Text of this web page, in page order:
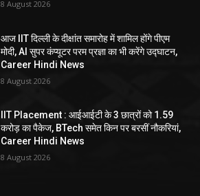
8 August 2026
आज IIT दिल्ली के दीक्षांत समारोह में शामिल होंगे पीएम
मोदी, AI सुपर कंप्यूटर परम प्रज्ञा का भी करेंगे उद्घाटन,
Career Hindi News
8 August 2026
IIT Placement : आईआईटी के 3 छात्रों को 1.59
करोड़ का पैकेज, BTech समेत किन पर बरसीं नौकरियां,
Career Hindi News
8 August 2026